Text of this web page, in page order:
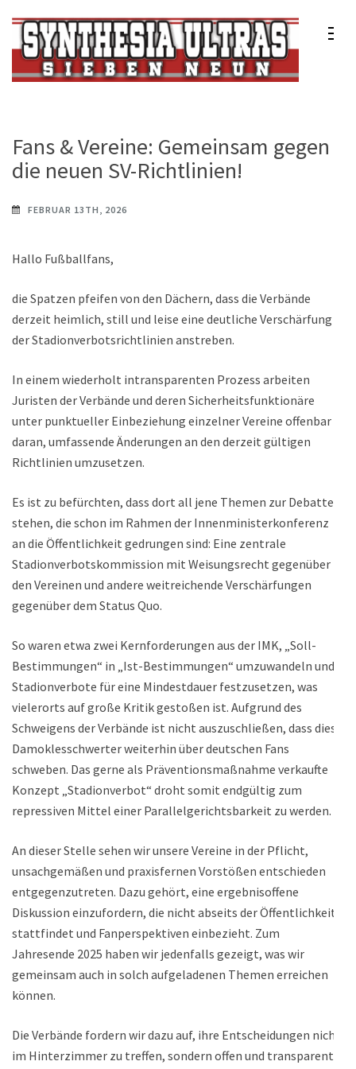
springen
(Enter
Fans & Vereine: Gemeinsam gegen
die neuen SV-Richtlinien!
FEBRUAR 13TH, 2026
Hallo Fußballfans,
die Spatzen pfeifen von den Dächern, dass die Verbände
derzeit heimlich, still und leise eine deutliche Verschärfung
der Stadionverbotsrichtlinien anstreben.
In einem wiederholt intransparenten Prozess arbeiten
Juristen der Verbände und deren Sicherheitsfunktionäre
unter punktueller Einbeziehung einzelner Vereine offenbar
daran, umfassende Änderungen an den derzeit gültigen
Richtlinien umzusetzen.
Es ist zu befürchten, dass dort all jene Themen zur Debatte
stehen, die schon im Rahmen der Innenministerkonferenz
an die Öffentlichkeit gedrungen sind: Eine zentrale
Stadionverbotskommission mit Weisungsrecht gegenüber
den Vereinen und andere weitreichende Verschärfungen
gegenüber dem Status Quo.
So waren etwa zwei Kernforderungen aus der IMK, „Soll-
Bestimmungen“ in „Ist-Bestimmungen“ umzuwandeln und
Stadionverbote für eine Mindestdauer festzusetzen, was
vielerorts auf große Kritik gestoßen ist. Aufgrund des
Schweigens der Verbände ist nicht auszuschließen, dass diese
Damoklesschwerter weiterhin über deutschen Fans
schweben. Das gerne als Präventionsmaßnahme verkaufte
Konzept „Stadionverbot“ droht somit endgültig zum
repressiven Mittel einer Parallelgerichtsbarkeit zu werden.
An dieser Stelle sehen wir unsere Vereine in der Pflicht,
unsachgemäßen und praxisfernen Vorstößen entschieden
entgegenzutreten. Dazu gehört, eine ergebnisoffene
Diskussion einzufordern, die nicht abseits der Öffentlichkeit
stattfindet und Fanperspektiven einbezieht. Zum
Jahresende 2025 haben wir jedenfalls gezeigt, was wir
gemeinsam auch in solch aufgeladenen Themen erreichen
können.
Die Verbände fordern wir dazu auf, ihre Entscheidungen nicht
im Hinterzimmer zu treffen, sondern offen und transparent